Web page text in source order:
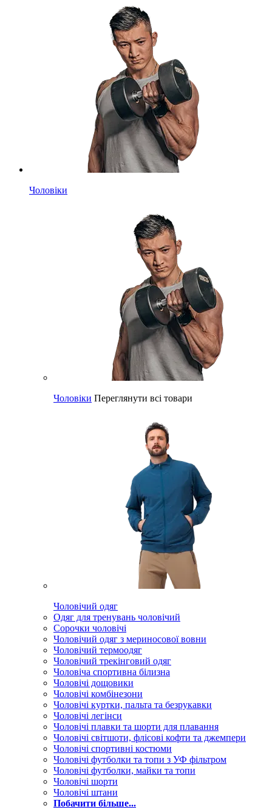
Чоловіки
Чоловіки Переглянути всі товари
Чоловічий одяг
Одяг для тренувань чоловічий
Сорочки чоловічі
Чоловічий одяг з мериносової вовни
Чоловічий термоодяг
Чоловічий трекінговий одяг
Чоловіча спортивна білизна
Чоловічі дощовики
Чоловічі комбінезони
Чоловічі куртки, пальта та безрукавки
Чоловічі легінси
Чоловічі плавки та шорти для плавання
Чоловічі світшоти, флісові кофти та джемпери
Чоловічі спортивні костюми
Чоловічі футболки та топи з УФ фільтром
Чоловічі футболки, майки та топи
Чоловічі шорти
Чоловічі штани
Побачити більше...